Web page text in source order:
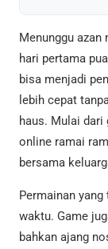
Menunggu
hari pertama
bisa menjadi
lebih cepat
haus. Mulai
online ramai
bersama
Permainan
waktu. Game
bahkan ajang